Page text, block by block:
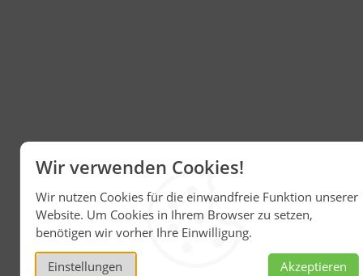
Wir verwenden Cookies!
Wir nutzen Cookies für die einwandfreie Funktion unserer
Website. Um Cookies in Ihrem Browser zu setzen,
benötigen wir vorher Ihre Einwilligung.
Einstellungen Akzeptieren